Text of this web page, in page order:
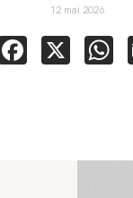
12 mai 2026
X